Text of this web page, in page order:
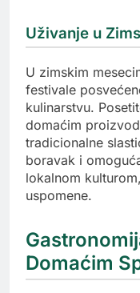
Uživanje u
U zimskim
festivale
kulinarstvu.
domaćim
tradicionalne
boravak i
lokalnom
uspomene.
Domaćim